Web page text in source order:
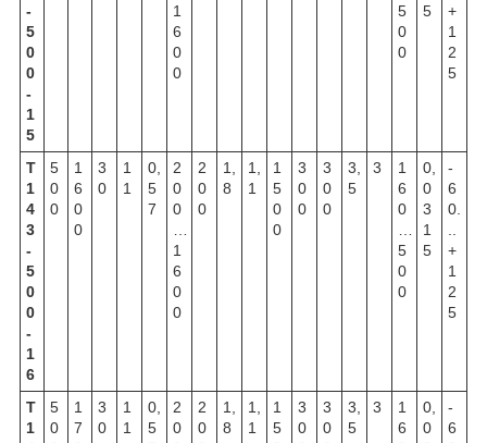
-
5
0
0
-
1
5
1
6
0
0
5
0
0
5
+
1
2
5
Т
1
4
3
-
5
0
0
-
1
6
5
0
0
1
6
0
0
3
0
1
1
0,
5
7
2
0
0
1
6
0
0
2
0
0
1,
8
1,
1
1
5
0
0
3
0
0
3
0
0
3,
5
3
1
6
0
5
0
0
0,
0
3
1
5
-
6
0.
+
1
2
5
Т
1
5
0
1
7
3
0
1
1
0,
5
2
0
2
0
1,
8
1,
1
1
5
3
0
3
0
3,
5
3
1
6
0,
0
-
6